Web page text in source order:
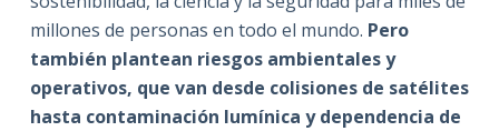
millones de personas en todo el mundo. Pero
también plantean riesgos ambientales y
operativos, que van desde colisiones de satélites
hasta contaminación lumínica y dependencia de